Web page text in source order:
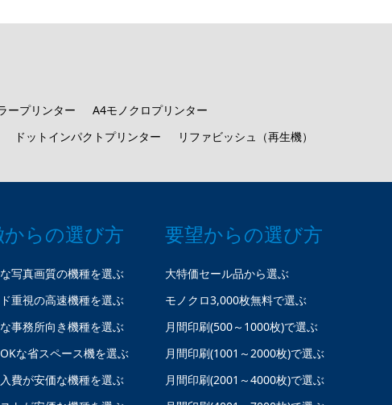
ープリンター
A4モノクロプリンター
ドットインパクトプリンター リファビッシュ（再生機）
からの選び方
写真画質の機種を選ぶ
重視の高速機種を選ぶ
事務所向き機種を選ぶ
な省スペース機を選ぶ
費が安価な機種を選ぶ
要望からの選び方
大特価セール品から選ぶ
モノクロ3,000枚無料で選ぶ
月間印刷(500～1000枚)で選ぶ
月間印刷(1001～2000枚)で選ぶ
月間印刷(2001～4000枚)で選ぶ